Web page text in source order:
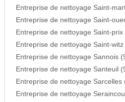
Entreprise de nettoyage Saint-
Entreprise de nettoyage Saint-
Entreprise de nettoyage Saint-prix
Entreprise de nettoyage Saint-
Entreprise de nettoyage Sannois
Entreprise de nettoyage Santeuil
Entreprise de nettoyage Sarcelles
Entreprise de nettoyage